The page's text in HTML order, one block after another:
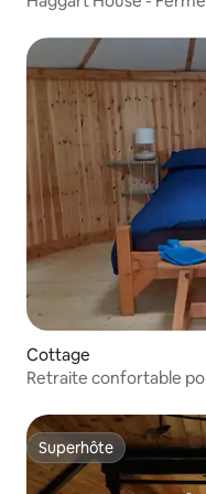
Cottage
Retraite confortable
Superhôte
Superhôte